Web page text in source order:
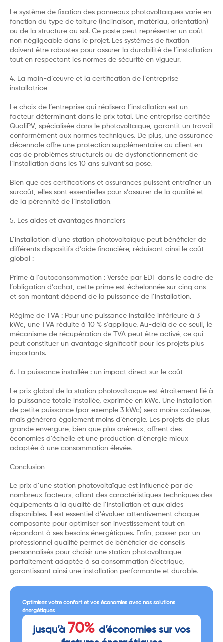
Le système de fixation des panneaux photovoltaïques varie en
fonction du type de toiture (inclinaison, matériau, orientation)
ou de la structure au sol. Ce poste peut représenter un coût
non négligeable dans le projet. Les systèmes de fixation
doivent être robustes pour assurer la durabilité de l’installation
tout en respectant les normes de sécurité en vigueur.
4. La main-d’œuvre et la certification de l’entreprise
installatrice
Le choix de l’entreprise qui réalisera l’installation est un
facteur déterminant dans le prix total. Une entreprise certifiée
QualiPV, spécialisée dans le photovoltaïque, garantit un travail
conformément aux normes techniques. De plus, une assurance
décennale offre une protection supplémentaire au client en
cas de problèmes structurels ou de dysfonctionnement de
l’installation dans les 10 ans suivant sa pose.
Bien que ces certifications et assurances puissent entraîner un
surcoût, elles sont essentielles pour s’assurer de la qualité et
de la pérennité de l’installation.
5. Les aides et avantages financiers
L’installation d’une station photovoltaïque peut bénéficier de
différents dispositifs d’aide financière, réduisant ainsi le coût
global :
Prime à l’autoconsommation : Versée par EDF dans le cadre de
l’obligation d’achat, cette prime est échelonnée sur cinq ans
et son montant dépend de la puissance de l’installation.
Régime de TVA : Pour une puissance installée inférieure à 3
kWc, une TVA réduite à 10 % s’applique. Au-delà de ce seuil, le
mécanisme de récupération de TVA peut être activé, ce qui
peut constituer un avantage significatif pour les projets plus
importants.
6. La puissance installée : un impact direct sur le coût
Le prix global de la station photovoltaïque est étroitement lié à
la puissance totale installée, exprimée en kWc. Une installation
de petite puissance (par exemple 3 kWc) sera moins coûteuse,
mais générera également moins d’énergie. Les projets de plus
grande envergure, bien que plus onéreux, offrent des
économies d’échelle et une production d’énergie mieux
adaptée à une consommation élevée.
Conclusion
Le prix d’une station photovoltaïque est influencé par de
nombreux facteurs, allant des caractéristiques techniques des
équipements à la qualité de l’installation et aux aides
disponibles. Il est essentiel d’évaluer attentivement chaque
composante pour optimiser son investissement tout en
répondant à ses besoins énergétiques. Enfin, passer par un
professionnel qualifié permet de bénéficier de conseils
personnalisés pour choisir une station photovoltaïque
parfaitement adaptée à sa consommation électrique,
garantissant ainsi une installation performante et durable.
Optimisez votre confort et vos économies avec nos solutions
énergétiques
jusqu’à 70% d’économies sur vos